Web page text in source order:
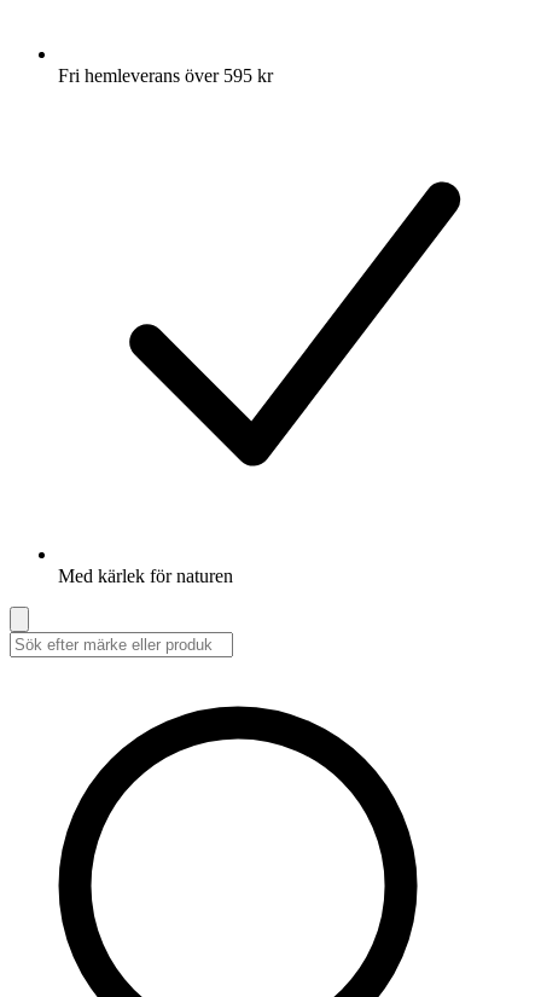
Fri hemleverans över 595 kr
Med kärlek för naturen